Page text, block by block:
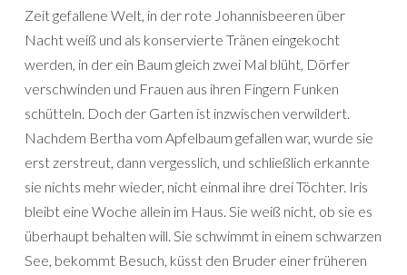
Zeit gefallene Welt, in der rote Johannisbeeren über
Nacht weiß und als konservierte Tränen eingekocht
werden, in der ein Baum gleich zwei Mal blüht, Dörfer
verschwinden und Frauen aus ihren Fingern Funken
schütteln. Doch der Garten ist inzwischen verwildert.
Nachdem Bertha vom Apfelbaum gefallen war, wurde sie
erst zerstreut, dann vergesslich, und schließlich erkannte
sie nichts mehr wieder, nicht einmal ihre drei Töchter. Iris
bleibt eine Woche allein im Haus. Sie weiß nicht, ob sie es
überhaupt behalten will. Sie schwimmt in einem schwarzen
See, bekommt Besuch, küsst den Bruder einer früheren